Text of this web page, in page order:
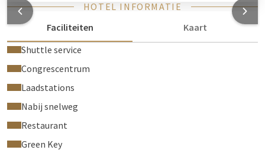
HOTEL INFORMATIE
Faciliteiten
Kaart
Shuttle service
Congrescentrum
Laadstations
Nabij snelweg
Restaurant
Green Key